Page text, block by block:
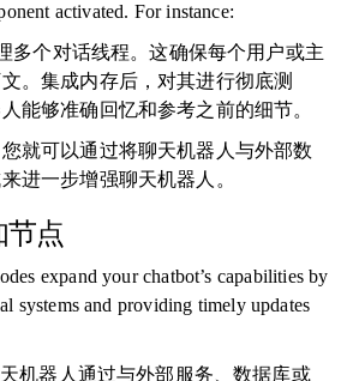
activated. For instance:
多个对话线程。这确保每个用户或主
。集成内存后，对其进行彻底测
能够准确回忆和参考之前的细节。
就可以通过将聊天机器人与外部数
进一步增强聊天机器人。
节点
expand your chatbot’s capabilities by
systems and providing timely updates
机器人通过与外部服务、数据库或